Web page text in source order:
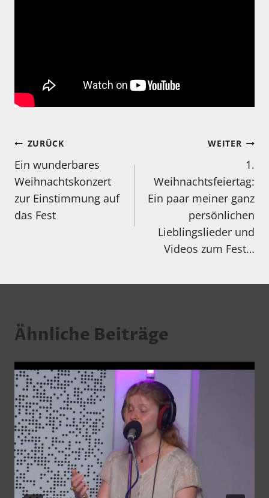
Beitragsnavigation
ZURÜCK
Ein wunderbares
Weihnachtskonzert
zur Einstimmung auf
das Fest
WEITER
1.
Weihnachtsfeiertag:
Ein paar meiner ganz
persönlichen
Lieblingslieder und
Videos zum Fest…
Ähnliche Beiträge